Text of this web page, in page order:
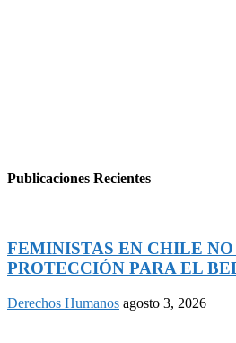
Publicaciones Recientes
FEMINISTAS EN CHILE
PROTECCIÓN PARA EL
Derechos Humanos agosto 3, 2026